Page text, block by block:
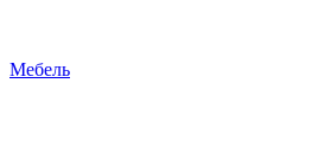
Мебель